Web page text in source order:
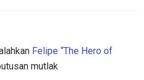
Felipe “The Hero of
mutlak